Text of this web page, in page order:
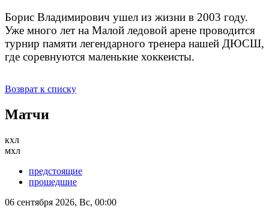
Борис Владимирович ушел из жизни в 2003 году.
Уже много лет на Малой ледовой арене проводится
турнир памяти легендарного тренера нашей ДЮСШ,
где соревнуются маленькие хоккеисты.
Возврат к списку
Матчи
кхл
мхл
предстоящие
прошедшие
06 сентября 2026, Вс, 00:00